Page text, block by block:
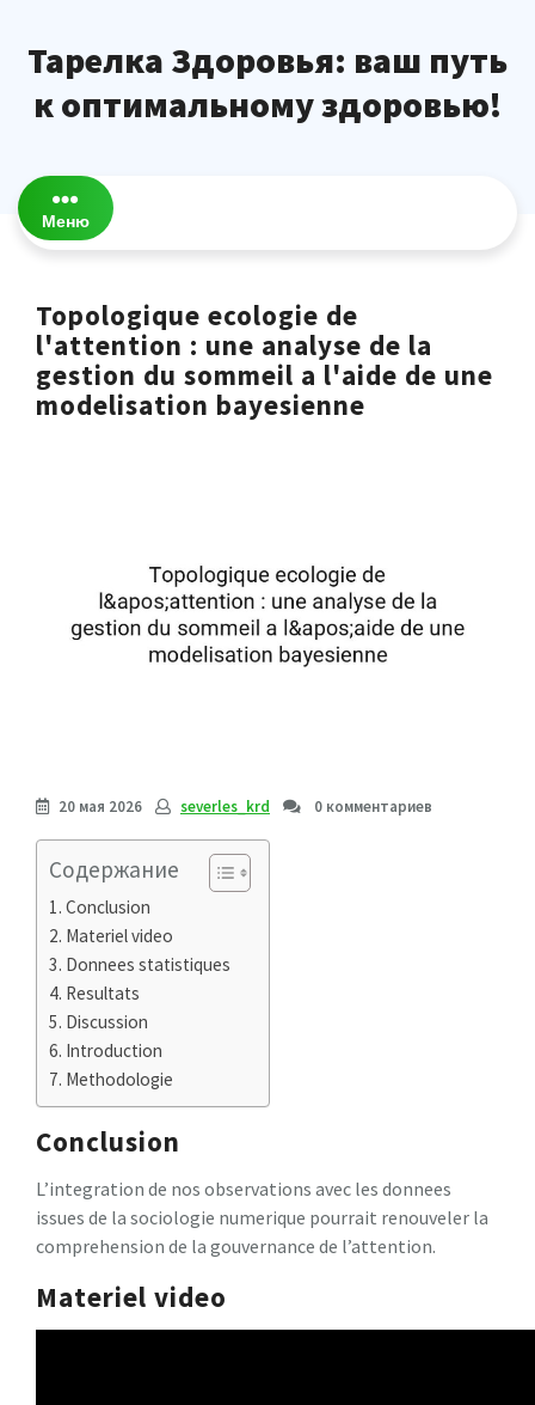
содержимому
Тарелка Здоровья: ваш путь
к оптимальному здоровью!
Меню
Topologique ecologie de
l'attention : une analyse de la
gestion du sommeil a l'aide de une
modelisation bayesienne
20 мая 2026 severles_krd 0 комментариев
Содержание
Conclusion
Materiel video
Donnees statistiques
Resultats
Discussion
Introduction
Methodologie
Conclusion
L’integration de nos observations avec les donnees
issues de la sociologie numerique pourrait renouveler la
comprehension de la gouvernance de l’attention.
Materiel video